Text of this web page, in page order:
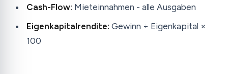
Cash-Flow: Mieteinnahmen - alle Ausgaben
Eigenkapitalrendite: Gewinn ÷ Eigenkapital ×
100